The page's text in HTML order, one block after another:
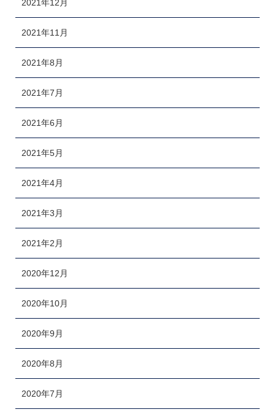
2021年12月
2021年11月
2021年8月
2021年7月
2021年6月
2021年5月
2021年4月
2021年3月
2021年2月
2020年12月
2020年10月
2020年9月
2020年8月
2020年7月